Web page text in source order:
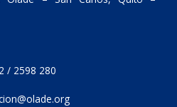
/ 2598 280